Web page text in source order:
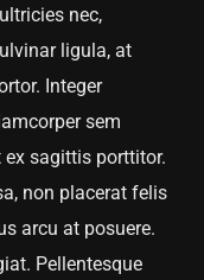
nec,
ligula, at
Integer
sem
sagittis porttitor.
non placerat felis
arcu at posuere.
Pellentesque